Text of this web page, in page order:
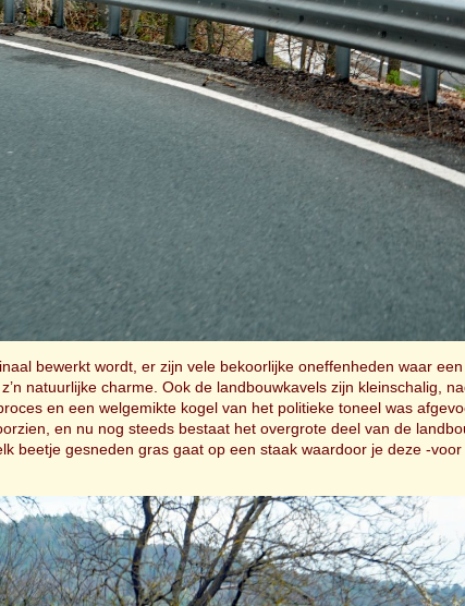
bewerkt wordt, er zijn vele bekoorlijke oneffenheden waar
natuurlijke charme. Ook de landbouwkavels zijn kleinschalig,
en een welgemikte kogel van het politieke toneel was
en nu nog steeds bestaat het overgrote deel van de
beetje gesneden gras gaat op een staak waardoor je deze -